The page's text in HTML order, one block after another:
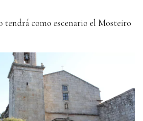
como escenario el Mosteiro